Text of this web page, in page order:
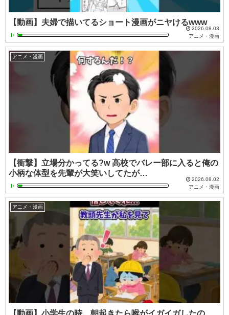
【動画】夫婦で描いてるショート漫画がニヤけるwww
2026.08.03
アニメ・漫画
アニメ・漫画
【衝撃】立場分かってる?w 高校でバレー部に入ると俺の
小柄な体型を先輩が大笑いしてたが…
2026.08.02
アニメ・漫画
アニメ・漫画